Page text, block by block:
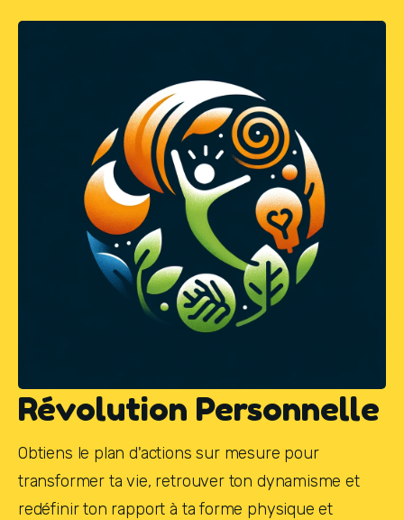
Révolution Personnelle
Obtiens le plan d'actions sur mesure pour
transformer ta vie, retrouver ton dynamisme et
redéfinir ton rapport à ta forme physique et